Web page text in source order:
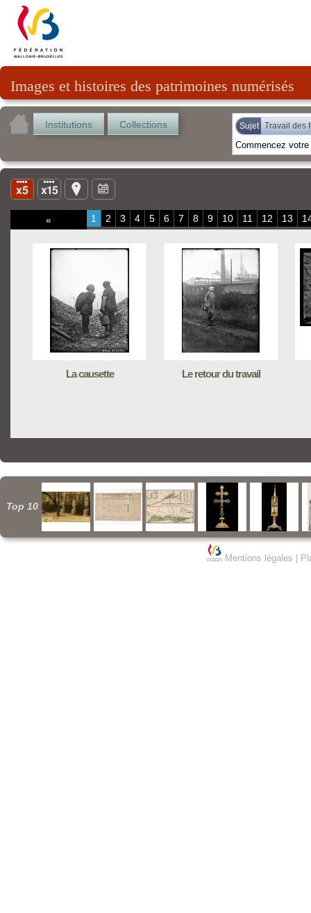
Images et histoires des patrimoines numérisés
Institutions Collections Sujet Travail des
« 1 2 3 4 5 6 7 8 9 10 11 12 13
La causette Le retour du travail
Top 10
Mentions légales